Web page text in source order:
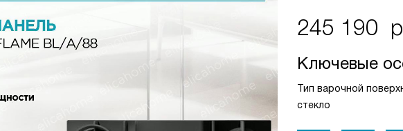
245 190
Ключевые
Тип варочной
стекло